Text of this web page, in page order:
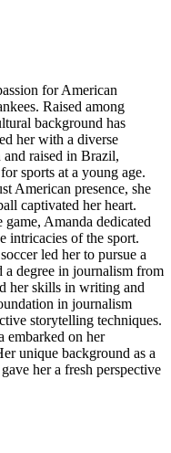
for American
Raised among
background has
her with a diverse
raised in Brazil,
sports at a young age.
American presence, she
captivated her heart.
Amanda dedicated
intricacies of the sport.
led her to pursue a
a degree in journalism from
her skills in writing and
in journalism
storytelling techniques.
embarked on her
unique background as a
her a fresh perspective